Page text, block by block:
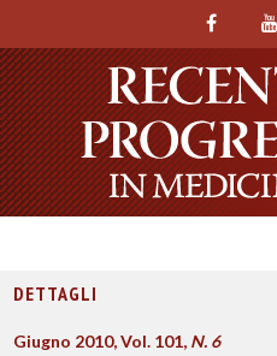
DETTAGLI
Giugno 2010, Vol. 101, N. 6